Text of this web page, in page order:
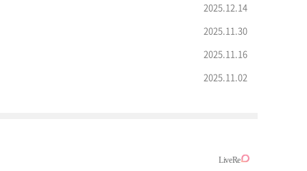
2025.12.14
2025.11.30
2025.11.16
2025.11.02